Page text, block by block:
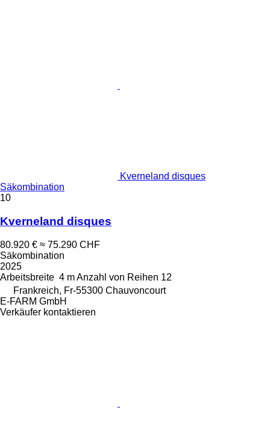
Kverneland disques
Säkombination
10
Kverneland disques
80.920 € ≈ 75.290 CHF
Säkombination
2025
Arbeitsbreite 4 mAnzahl von Reihen 12
Frankreich, Fr-55300 Chauvoncourt
E-FARM GmbH
Verkäufer kontaktieren